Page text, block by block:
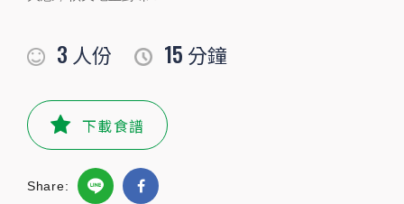
3 人份 15 分鐘
下載食譜
Share:
去骨雞腿